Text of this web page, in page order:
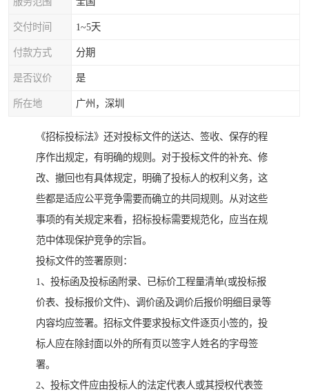
交付时间 1~5天
付款方式 分期
是否议价 是
所在地 广州，深圳
《招标投标法》还对投标文件的送达、签收、保存的程
序作出规定，有明确的规则。对于投标文件的补充、修
改、撤回也有具体规定，明确了投标人的权利义务，这
些都是适应公平竞争需要而确立的共同规则。从对这些
事项的有关规定来看，招标投标需要规范化，应当在规
范中体现保护竞争的宗旨。
投标文件的签署原则：
1、投标函及投标函附录、已标价工程量清单(或投标报
价表、投标报价文件)、调价函及调价后报价明细目录等
内容均应签署。招标文件要求投标文件逐页小签的，投
标人应在除封面以外的所有页以签字人姓名的字母签
署。
2、投标文件应由投标人的法定代表人或其授权代表签